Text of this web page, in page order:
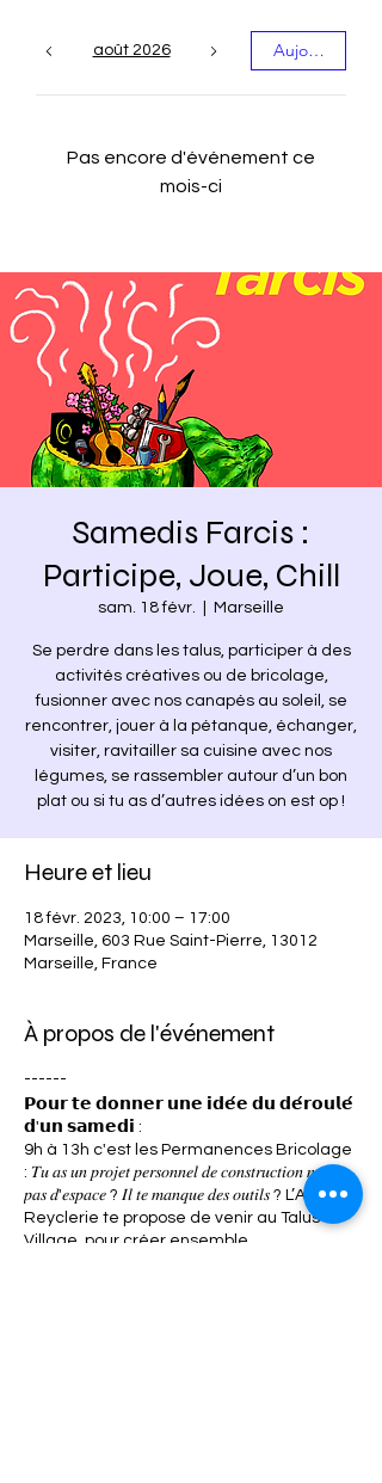
août 2026 Aujourd'hui
Pas encore d'événement ce
mois-ci
Samedis Farcis :
Participe, Joue, Chill
sam. 18 févr. Marseille
Se perdre dans les talus, participer à des
activités créatives ou de bricolage,
fusionner avec nos canapés au soleil, se
rencontrer, jouer à la pétanque, échanger,
visiter, ravitailler sa cuisine avec nos
légumes, se rassembler autour d’un bon
plat ou si tu as d’autres idées on est op !
Heure et lieu
18 févr. 2023, 10:00 – 17:00
Marseille, 603 Rue Saint-Pierre, 13012
Marseille, France
À propos de l'événement
------
𝗣𝗼𝘂𝗿 𝘁𝗲 𝗱𝗼𝗻𝗻𝗲𝗿 𝘂𝗻𝗲 𝗶𝗱𝗲́𝗲 𝗱𝘂 𝗱𝗲́𝗿𝗼𝘂𝗹𝗲́
𝗱'𝘂𝗻 𝘀𝗮𝗺𝗲𝗱𝗶 :
9h à 13h c'est les Permanences Bricolage
: 𝑇𝑢 𝑎𝑠 𝑢𝑛 𝑝𝑟𝑜𝑗𝑒𝑡 𝑝𝑒𝑟𝑠𝑜𝑛𝑛𝑒𝑙 𝑑𝑒 𝑐𝑜𝑛𝑠𝑡𝑟𝑢𝑐𝑡𝑖𝑜𝑛 𝑚𝑎𝑖𝑠
𝑝𝑎𝑠 𝑑'𝑒𝑠𝑝𝑎𝑐𝑒 ? 𝐼𝑙 𝑡𝑒 𝑚𝑎𝑛𝑞𝑢𝑒 𝑑𝑒𝑠 𝑜𝑢𝑡𝑖𝑙𝑠 ? L’Atelier
Reyclerie te propose de venir au Talus
Village, pour créer ensemble,